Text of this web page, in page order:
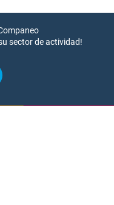
sector de actividad!